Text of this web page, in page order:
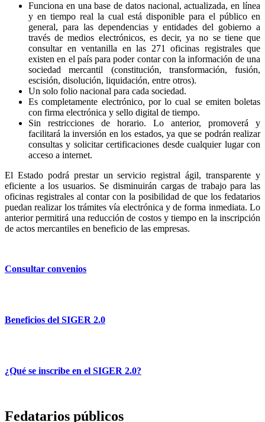
Funciona en una base de datos nacional, actualizada, en línea
y en tiempo real la cual está disponible para el público en
general, para las dependencias y entidades del gobierno a
través de medios electrónicos, es decir, ya no se tiene que
consultar en ventanilla en las 271 oficinas registrales que
existen en el país para poder contar con la información de una
sociedad mercantil (constitución, transformación, fusión,
escisión, disolución, liquidación, entre otros).
Un solo folio nacional para cada sociedad.
Es completamente electrónico, por lo cual se emiten boletas
con firma electrónica y sello digital de tiempo.
Sin restricciones de horario. Lo anterior, promoverá y
facilitará la inversión en los estados, ya que se podrán realizar
consultas y solicitar certificaciones desde cualquier lugar con
acceso a internet.
El Estado podrá prestar un servicio registral ágil, transparente y
eficiente a los usuarios. Se disminuirán cargas de trabajo para las
oficinas registrales al contar con la posibilidad de que los fedatarios
puedan realizar los trámites vía electrónica y de forma inmediata. Lo
anterior permitirá una reducción de costos y tiempo en la inscripción
de actos mercantiles en beneficio de las empresas.
Consultar convenios
Beneficios del SIGER 2.0
¿Qué se inscribe en el SIGER 2.0?
Fedatarios públicos